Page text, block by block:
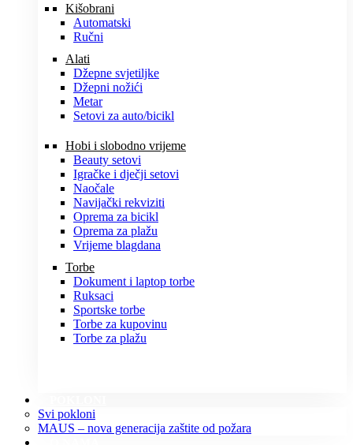
Kišobrani
Automatski
Ručni
Alati
Džepne svjetiljke
Džepni nožići
Metar
Setovi za auto/bicikl
Hobi i slobodno vrijeme
Beauty setovi
Igračke i dječji setovi
Naočale
Navijački rekviziti
Oprema za bicikl
Oprema za plažu
Vrijeme blagdana
Torbe
Dokument i laptop torbe
Ruksaci
Sportske torbe
Torbe za kupovinu
Torbe za plažu
Svi pokloni
MAUS – nova generacija zaštite od požara